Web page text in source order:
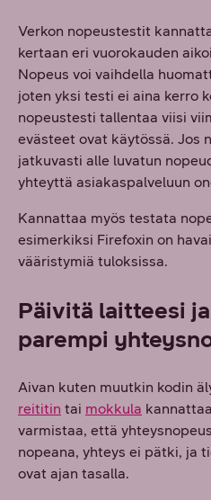
Verkon nopeustestit
kertaan eri vuorokauden
Nopeus voi vaihdella
joten yksi testi ei aina kerro
nopeustesti tallentaa viisi
evästeet ovat käytössä. Jos
jatkuvasti alle luvatun
yhteyttä asiakaspalveluun
Kannattaa myös testata
esimerkiksi Firefoxin on
vääristymiä tuloksissa.
Päivitä laitteesi
parempi
Aivan kuten muutkin kodin
reititin tai mokkula
varmistaa, että
nopeana, yhteys ei pätki, ja
ovat ajan tasalla.